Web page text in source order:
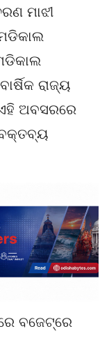
ମାଝୀ
ରାଜ୍ୟ
ଅବସରରେ
ବକ୍ତବ୍ୟ
ବଜେଟ୍‌ରେ